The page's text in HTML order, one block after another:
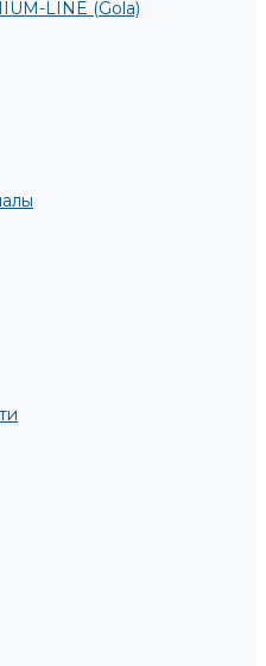
LINE (Gola)